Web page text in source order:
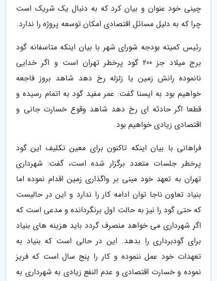
چینی خود عنوان و بیان کرد که به دنبال یک شریک است
چرا که به دلیل مسائل اقتصادی امکان توسعه پروژه را ندارد.
رئیس کمیته بودجه شورای شهر با بیان اینکه متاسفانه گود
برج میلاد جز 200 گود پرخطر تهران است و اگر خدایی
نانموده رانش زمین یا زلزله رخ دهد شاهد بروز فاجعه
خواهیم بود به ایسنا گفت: عمر مفید گود به اتمام رسیده و
قطعا اگر حادثه ای رخ دهد شاهد وقوع خسارت جانی و
اقتصادی زیادی خواهیم بود.
فراهانی با بیان اینکه تاکنون برای معین تکلیف این گود
پرخطر جلسات متعدد برگزار شده است، گفت: شهرداری
تهران به تعهد خود مبنی بر واگذاری زمین اقدام نموده اما
بنیاد تعاون ناجا توان ادامه کار را ندارد و این در حالیست
که حتی گود را نیز به حالت اول برنگردانده و مدعی است که
اگر شهرداری می خواهد منصرف گردد باید هزینه های بنیاد
برای گودبرداری را بدهد. این در حالی است که بنیاد به
تعهدات خود عمل ننموده و کار را پنج سال است که فریز
نموده و خسارت اقتصادی و عدم النفع زیادی به شهرداری به